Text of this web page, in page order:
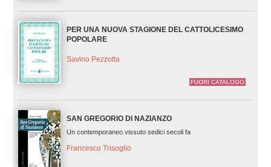
PER UNA NUOVA STAGIONE DEL CATTOLICESIMO
POPOLARE
Savino Pezzotta
FUORI CATALOGO
SAN GREGORIO DI NAZIANZO
Un contemporaneo vissuto sedici secoli fa
Francesco Trisoglio